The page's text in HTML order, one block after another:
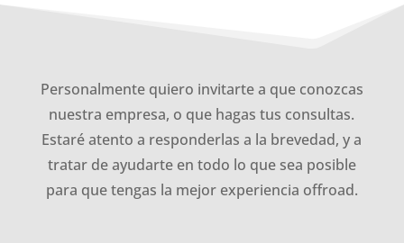
Personalmente quiero invitarte a que conozcas
nuestra empresa, o que hagas tus consultas.
Estaré atento a responderlas a la brevedad, y a
tratar de ayudarte en todo lo que sea posible
para que tengas la mejor experiencia offroad.